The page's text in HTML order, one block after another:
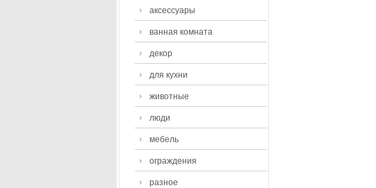
аксессуары
ванная комната
декор
для кухни
животные
люди
мебель
ограждения
разное